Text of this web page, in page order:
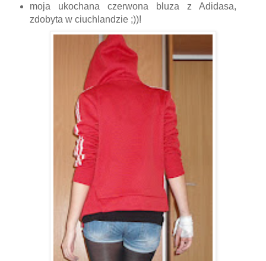
moja ukochana czerwona bluza z Adidasa,
zdobyta w ciuchlandzie ;))!